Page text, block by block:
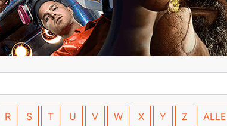
R S T U V W X Y Z ALLE